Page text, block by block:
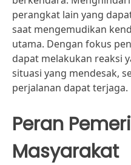
perangkat lain yang
saat mengemudikan
utama. Dengan fokus
dapat melakukan reaksi
situasi yang mendesak,
perjalanan dapat terjaga.
Peran
Masyarakat